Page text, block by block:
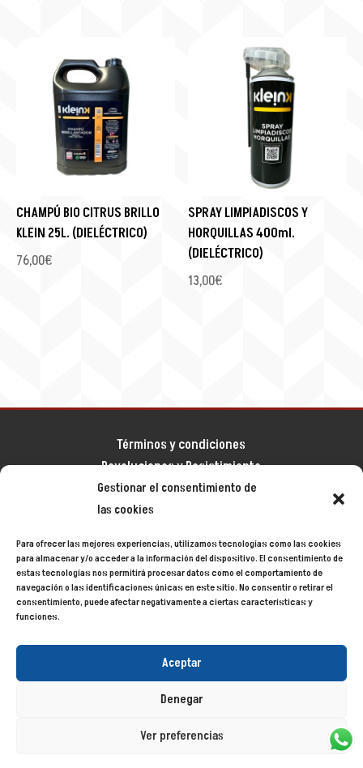
Gestionar el consentimiento de
las cookies
Para ofrecer las mejores experiencias, utilizamos tecnologías como las cookies
para almacenar y/o acceder a la información del dispositivo. El consentimiento de
estas tecnologías nos permitirá procesar datos como el comportamiento de
navegación o las identificaciones únicas en este sitio. No consentir o retirar el
consentimiento, puede afectar negativamente a ciertas características y
funciones.
Aceptar
Denegar
Ver preferencias
CHAMPÚ BIO CITRUS BRILLO
KLEIN 25L. (DIELÉCTRICO)
76,00€
SPRAY LIMPIADISCOS Y
HORQUILLAS 400ml.
(DIELÉCTRICO)
13,00€
Términos y condiciones
Devoluciones y Desistimiento
Aviso legal
Política de privacidad
Mapa del sitio
Siecycling